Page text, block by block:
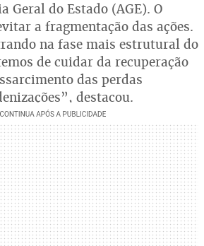
Geral do Estado (AGE). O
a fragmentação das ações.
na fase mais estrutural do
de cuidar da recuperação
das perdas
destacou.